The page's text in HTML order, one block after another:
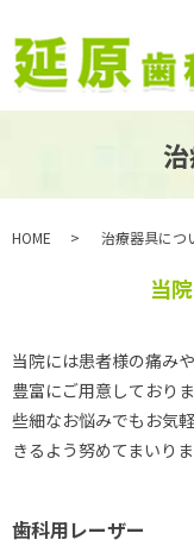
HOME 治療器具につ
当
当院には患者様の痛み
豊富にご用意しておりま
些細なお悩みでもお気
きるよう努めてまいりま
歯科用レーザー